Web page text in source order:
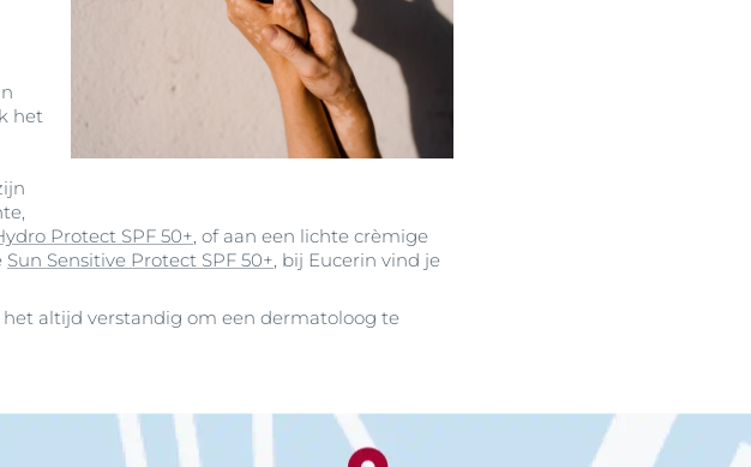
het
Protect SPF 50+, of aan een lichte crèmige
Sun Sensitive Protect SPF 50+, bij Eucerin vind je
altijd verstandig om een dermatoloog te